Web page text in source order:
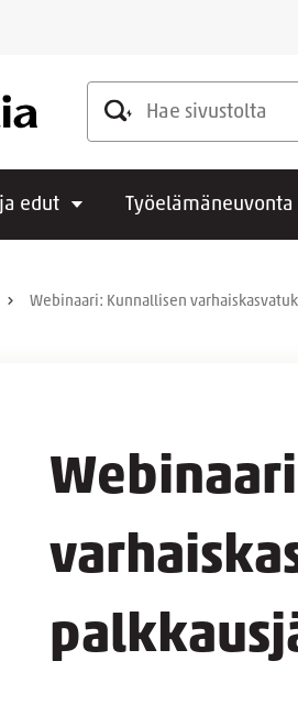
Hae sivustolta
edut Työelämäneuvonta
Webinaari: Kunnallisen